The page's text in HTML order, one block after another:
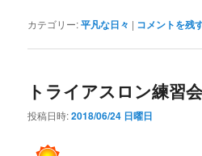
カテゴリー:平凡な日々 | コメントを残
トライアスロン練習
投稿日時:2018/06/24 日曜日